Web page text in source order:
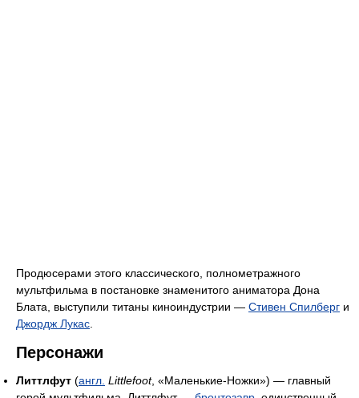
Продюсерами этого классического, полнометражного
мультфильма в постановке знаменитого аниматора Дона
Блата, выступили титаны киноиндустрии — Стивен Спилберг и
Джордж Лукас
Персонажи
Литтлфут (англ. Littlefoot, «Маленькие-Ножки») — главный